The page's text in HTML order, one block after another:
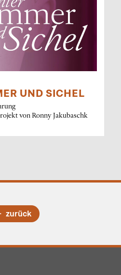
UND SICHEL
von Ronny Jakubaschk
zurück